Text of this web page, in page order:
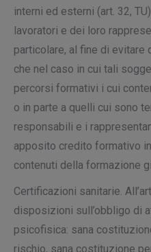
interni ed esterni (art. 32,
lavoratori e dei loro
particolare, al fine di
che nel caso in cui tali
percorsi formativi i cui
o in parte a quelli cui sono
responsabili e i
apposito credito formativo
contenuti della formazione
Certificazioni sanitarie.
disposizioni sull’obbligo di
psicofisica: sana
rischio, sana costituzione